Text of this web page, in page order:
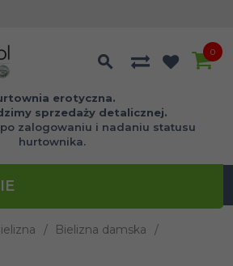
erotyczna.
sprzedaży detalicznej.
zalogowaniu i nadaniu statusu
hurtownika.
0
Bielizna damska